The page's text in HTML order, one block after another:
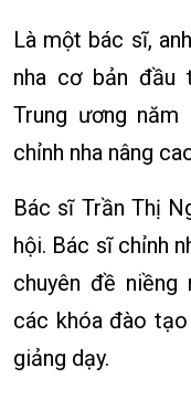
Là một bác sĩ,
nha cơ bản đầu
Trung ương
chỉnh nha nâng
Bác sĩ Trần Thị
hội. Bác sĩ chỉnh
chuyên đề
các khóa đào
giảng dạy.